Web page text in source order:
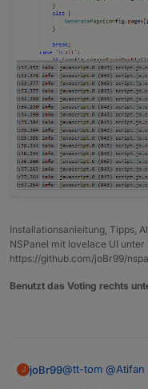
Installationsanleitung, Tipps,
NSPanel mit lovelace UI unter
https://github.com/joBr99/
Benutzt das Voting rechts
J joBr99@tt-tom @Atifan